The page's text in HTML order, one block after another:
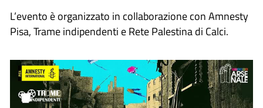
L’evento è organizzato in collaborazione con Amnesty
Pisa, Trame indipendenti e Rete Palestina di Calci.